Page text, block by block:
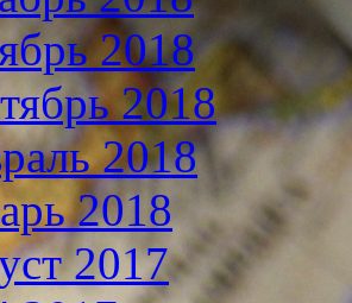
2018
2018
2018
2018
2017